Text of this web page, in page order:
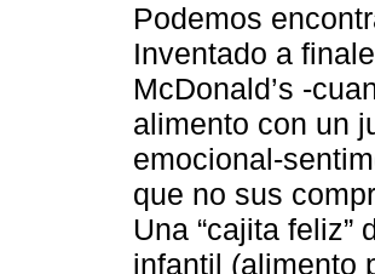
Podemos
Inventado a
McDonald’s -
alimento con un
emocional-
que no sus
Una “cajita
infantil (alimento